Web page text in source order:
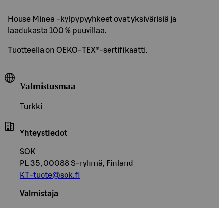
House Minea -kylpypyyhkeet ovat yksivärisiä ja
laadukasta 100 % puuvillaa.
Tuotteella on OEKO-TEX®-sertifikaatti.
Valmistusmaa
Turkki
Yhteystiedot
SOK
PL 35, 00088 S-ryhmä, Finland
KT-tuote@sok.fi
Valmistaja